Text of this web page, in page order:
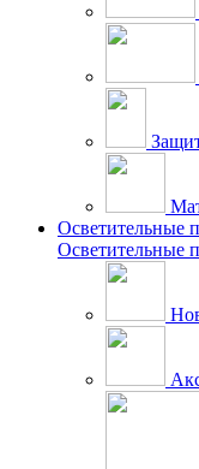
Осветительные
Осветительные